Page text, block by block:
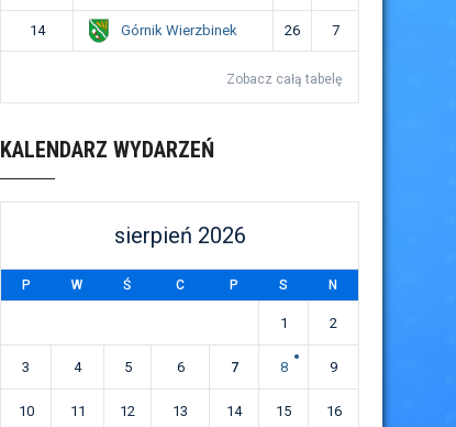
14 Górnik Wierzbinek 26 7
Zobacz całą tabelę
KALENDARZ WYDARZEŃ
sierpień 2026
P W Ś C P S N
1 2
3 4 5 6 7 8 9
10 11 12 13 14 15 16